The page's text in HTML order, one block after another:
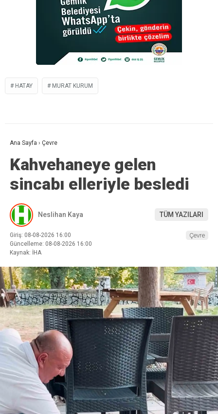
HATAY MURAT KURUM
Ana Sayfa › Çevre
Kahvehaneye gelen
sincabı elleriyle besledi
Neslihan Kaya TÜM YAZILARI
Giriş: 08-08-2026 16:00
Güncelleme: 08-08-2026 16:00
Kaynak: İHA
Çevre